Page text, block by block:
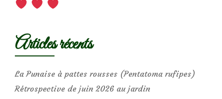
Articles récents
La Punaise à pattes rousses (Pentatoma rufipes)
Rétrospective de juin 2026 au jardin